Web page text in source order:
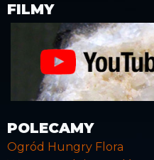
FILMY
POLECAMY
Ogród Hungry Flora